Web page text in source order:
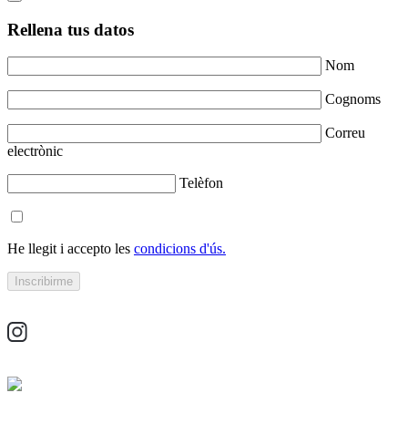
Rellena tus datos
Nom
Cognoms
Correu
electrònic
Telèfon
He llegit i accepto les condicions d'ús.